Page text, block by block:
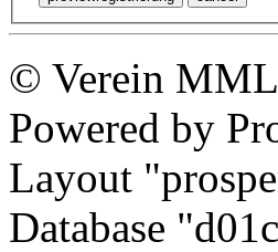
© Verein
Powered by
Layout
Database